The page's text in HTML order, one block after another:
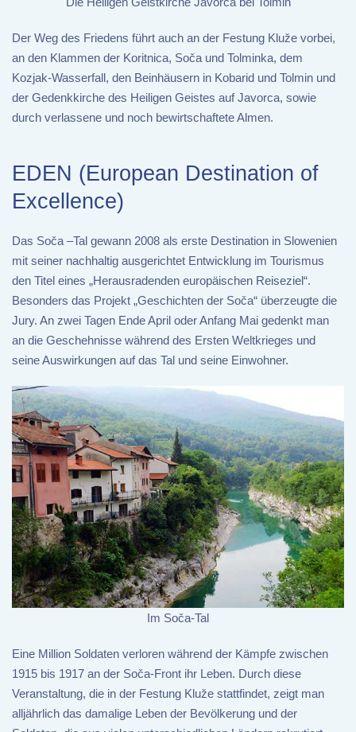
Der Weg des Friedens führt auch an der Festung Kluže vorbei,
an den Klammen der Koritnica, Soča und Tolminka, dem
Kozjak-Wasserfall, den Beinhäusern in Kobarid und Tolmin und
der Gedenkkirche des Heiligen Geistes auf Javorca, sowie
durch verlassene und noch bewirtschaftete Almen.
EDEN (European Destination of
Excellence)
Das Soča –Tal gewann 2008 als erste Destination in Slowenien
mit seiner nachhaltig ausgerichtet Entwicklung im Tourismus
den Titel eines „Herausradenden europäischen Reiseziel“.
Besonders das Projekt „Geschichten der Soča“ überzeugte die
Jury. An zwei Tagen Ende April oder Anfang Mai gedenkt man
an die Geschehnisse während des Ersten Weltkrieges und
seine Auswirkungen auf das Tal und seine Einwohner.
Im Soča-Tal
Eine Million Soldaten verloren während der Kämpfe zwischen
1915 bis 1917 an der Soča-Front ihr Leben. Durch diese
Veranstaltung, die in der Festung Kluže stattfindet, zeigt man
alljährlich das damalige Leben der Bevölkerung und der